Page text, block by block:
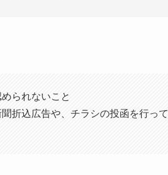
られないこと
折込広告や、チラシの投函を行って